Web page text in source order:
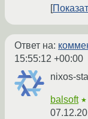
Ответ на:
15:55:12 +00:00
nixos-
balsoft